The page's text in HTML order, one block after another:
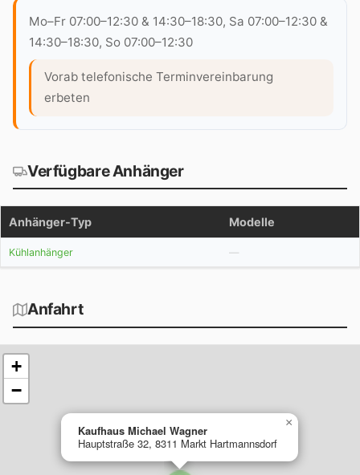
Mo–Fr 07:00–12:30 & 14:30–18:30, Sa 07:00–12:30 &
14:30–18:30, So 07:00–12:30
Vorab telefonische Terminvereinbarung
erbeten
Verfügbare Anhänger
Anhänger-Typ Modelle
Kühlanhänger
Anfahrt
Kaufhaus Michael Wagner
Hauptstraße 32, 8311 Markt Hartmannsdorf
×
+
−